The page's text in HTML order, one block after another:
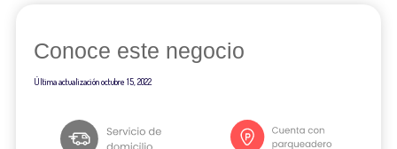
Conoce este negocio
Última actualizaciónoctubre 15, 2022